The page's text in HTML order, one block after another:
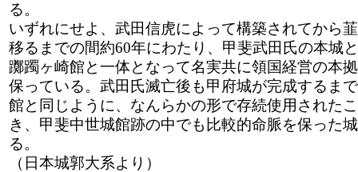
る。
いずれにせよ、武田信虎によって構築されてから
移るまでの間約60年にわたり、甲斐武田氏の本城
躑躅ヶ崎館と一体となって名実共に領国経営の本
保っている。武田氏滅亡後も甲府城が完成するま
館と同じように、なんらかの形で存続使用された
き、甲斐中世城館跡の中でも比較的命脈を保った
る。
（日本城郭大系より）